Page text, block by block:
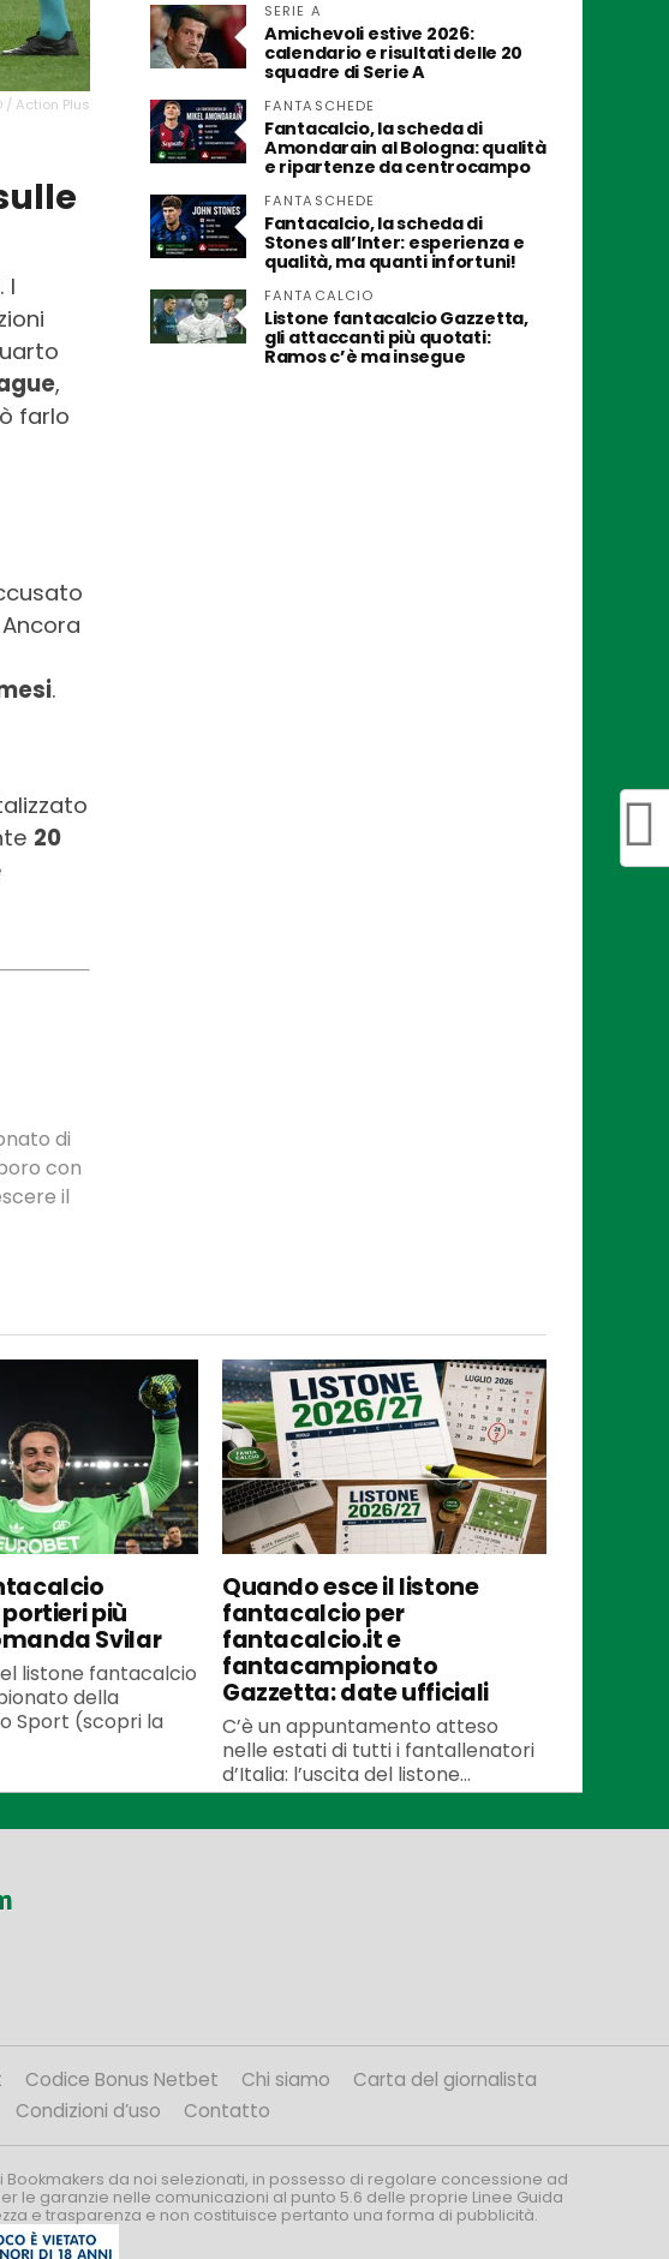
/ Action Plus
I
,
farlo
.
20
di
con
il
SERIE A
Amichevoli estive 2026:
calendario e risultati delle 20
squadre di Serie A
FANTASCHEDE
Fantacalcio, la scheda di
Amondarain al Bologna: qualità
e ripartenze da centrocampo
FANTASCHEDE
Fantacalcio, la scheda di
Stones all’Inter: esperienza e
qualità, ma quanti infortuni!
FANTACALCIO
Listone fantacalcio Gazzetta,
gli attaccanti più quotati:
Ramos c’è ma insegue
più
Svilar
listone fantacalcio
della
Sport (scopri la
Quando esce il listone
fantacalcio per
fantacalcio.it e
fantacampionato
Gazzetta: date ufficiali
C’è un appuntamento atteso
nelle estati di tutti i fantallenatori
d’Italia: l’uscita del listone...
Codice Bonus Netbet Chi siamo
Carta del giornalista
Condizioni d’uso Contatto
da noi selezionati, in possesso di regolare concessione ad
le garanzie nelle comunicazioni al punto 5.6 delle proprie Linee Guida
e trasparenza e non costituisce pertanto una forma di pubblicità.